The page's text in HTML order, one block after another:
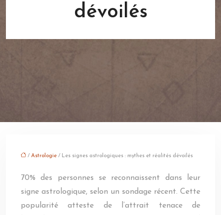
dévoilés
/ Astrologie / Les signes astrologiques : mythes et réalités dévoilés
70% des personnes se reconnaissent dans leur
signe astrologique, selon un sondage récent. Cette
popularité atteste de l’attrait tenace de